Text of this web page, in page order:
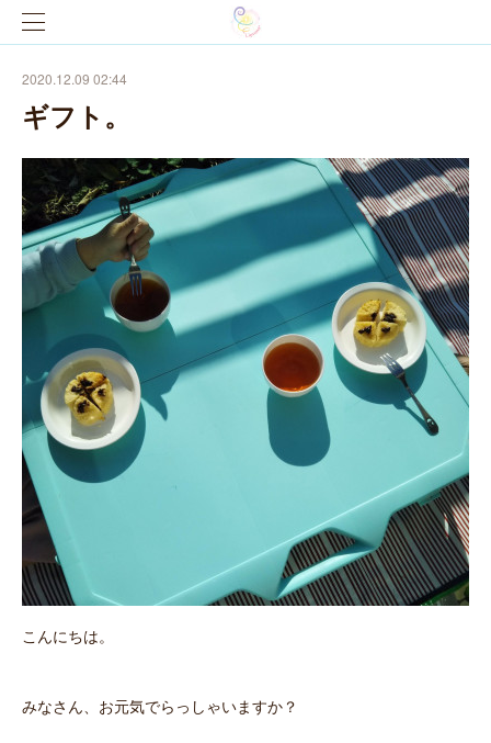
2020.12.09 02:44
ギフト。
こんにちは。
みなさん、お元気でらっしゃいますか？